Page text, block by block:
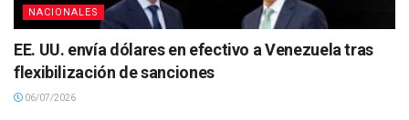
NACIONALES
EE. UU. envía dólares en efectivo a Venezuela tras
flexibilización de sanciones
06/07/2026